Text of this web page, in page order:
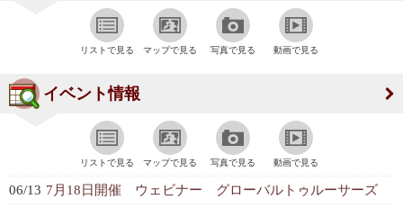
リストで見る マップで見る 写真で見る 動画で見る
イベント情報
リストで見る マップで見る 写真で見る 動画で見る
06/13 7月18日開催 ウェビナー グローバルトゥルーサーズ